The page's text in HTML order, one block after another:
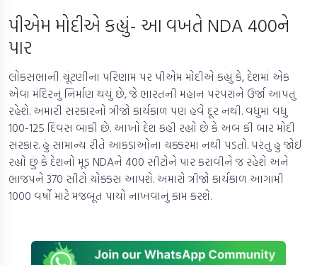
પીએમ મોદીએ કહ્યું- આ વખતે NDA 400ને
પાર
લોકસભાની ચૂંટણીના પરિણામ પર પીએમ મોદીએ કહ્યું કે, દેશમાં એક
એવા મંદિરનું નિર્માણ થયું છે, જે ભારતની મહાન પરંપરાને ઉર્જા આપતું
રહેશે. અમારી સરકારનો ત્રીજો કાર્યકાળ પણ હવે દૂર નથી. વધુમાં વધુ
100-125 દિવસ બાકી છે. આખો દેશ કહી રહ્યો છે કે અબ કી બાર મોદી
સરકાર. હું સામાન્ય રીતે આંકડાઓના ચક્કરમાં નથી પડતો. પરંતુ હું જોઈ
રહ્યો છું કે દેશનો મૂડ NDAને 400 સીટોને પાર કરાવીને જ રહેશે અને
ભાજપને 370 સીટો ચોક્કસ આપશે. અમારો ત્રીજો કાર્યકાળ આગામી
1000 વર્ષો માટે મજબૂત પાયો નાખવાનું કામ કરશે.